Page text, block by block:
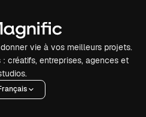
vie à vos meilleurs projets.
: créatifs, entreprises, agences et